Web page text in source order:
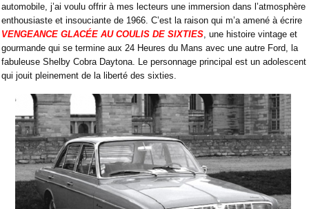
automobile, j’ai voulu offrir à mes lecteurs une immersion dans l’atmosphère
enthousiaste et insouciante de 1966. C’est la raison qui m’a amené à écrire
VENGEANCE GLACÉE AU COULIS DE SIXTIES , une histoire vintage et
gourmande qui se termine aux 24 Heures du Mans avec une autre Ford, la
fabuleuse Shelby Cobra Daytona. Le personnage principal est un adolescent
qui jouit pleinement de la liberté des sixties.